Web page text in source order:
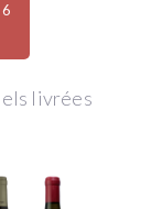
livrées